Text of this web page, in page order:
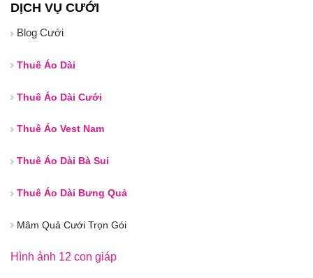
DỊCH VỤ CƯỚI
Blog Cưới
Thuê Áo Dài
Thuê Áo Dài Cưới
Thuê Áo Vest Nam
Thuê Áo Dài Bà Sui
Thuê Áo Dài Bưng Quả
Mâm Quả Cưới Trọn Gói
Hình ảnh 12 con giáp